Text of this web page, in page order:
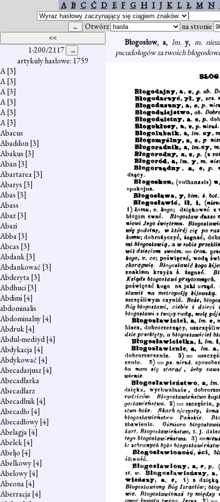
A B C Ć D E F G H I J K L Ł M N
Otwórz na stronie
1-200/2117
artykuły hasłowe: 1759
A[3]
A[3]
A[3]
A[3]
A[3]
A[3]
Abacus
Abaddon[3]
Abakus [3]
Aban[3]
Abartarea[3]
Abarys [3]
Abas [3]
Abass
Abaz[3]
Abazi
Abba[3]
Abcas [3]
Abdank[3]
Abdankować [3]
Abderyta[3]
Abdhuci[3]
Abdimi[4]
abdominalis
Abdominalny[4]
Abdruk[4]
Abdul-medżyd[4]
Abdykacja[4]
Abdykować [4]
Abecadarjusz[4]
Abecadlarka
Abecadlarz
Abecadlnik[4]
Abecadło [4]
Abecadłowy[4]
Abelagja[4]
Abelek[4]
Abeljo [4]
Abelkowy[4]
Abelowy[4]
Abeona[4]
Aberracja[4]
Błogosłow,a, lm.y, m.
pscudołogów za twoich